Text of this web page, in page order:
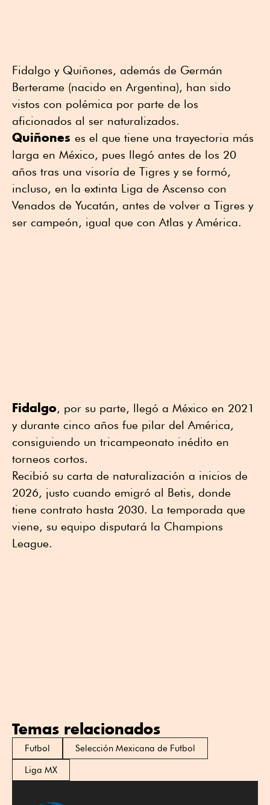
Fidalgo y Quiñones, además de Germán
Berterame (nacido en Argentina), han sido
vistos con polémica por parte de los
aficionados al ser naturalizados.
Quiñones es el que tiene una trayectoria más
larga en México, pues llegó antes de los 20
años tras una visoría de Tigres y se formó,
incluso, en la extinta Liga de Ascenso con
Venados de Yucatán, antes de volver a Tigres y
ser campeón, igual que con Atlas y América.
Fidalgo, por su parte, llegó a México en 2021
y durante cinco años fue pilar del América,
consiguiendo un tricampeonato inédito en
torneos cortos.
Recibió su carta de naturalización a inicios de
2026, justo cuando emigró al Betis, donde
tiene contrato hasta 2030. La temporada que
viene, su equipo disputará la Champions
League.
Temas relacionados
Futbol
Selección Mexicana de Futbol
Liga MX